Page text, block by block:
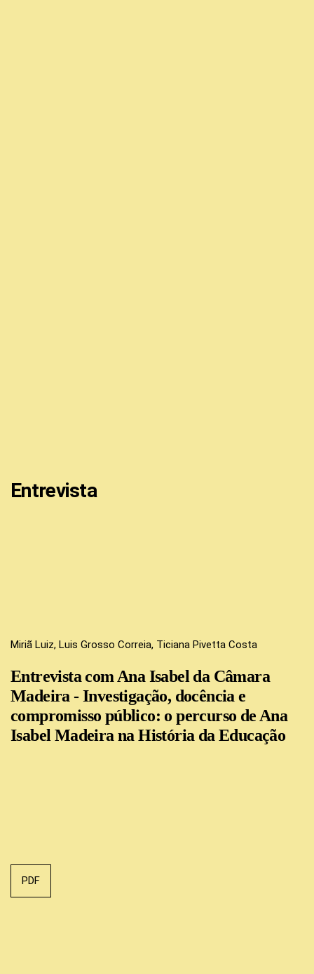
Entrevista
Miriã Luiz, Luis Grosso Correia, Ticiana Pivetta Costa
Entrevista com Ana Isabel da Câmara
Madeira - Investigação, docência e
compromisso público: o percurso de Ana
Isabel Madeira na História da Educação
PDF